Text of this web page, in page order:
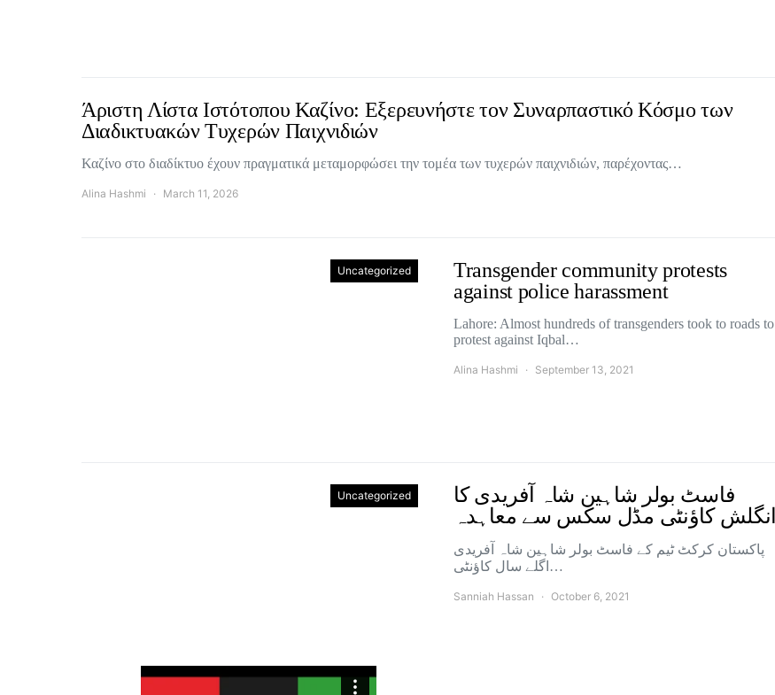
Άριστη Λίστα Ιστότοπου Καζίνο: Εξερευνήστε τον Συναρπαστικό Κόσμο των
Διαδικτυακών Τυχερών Παιχνιδιών
Καζίνο στο διαδίκτυο έχουν πραγματικά μεταμορφώσει την τομέα των τυχερών παιχνιδιών, παρέχοντας…
Alina Hashmi March 11, 2026
Uncategorized
Transgender community protests
against police harassment
Lahore: Almost hundreds of transgenders took to roads to
protest against Iqbal…
Alina Hashmi September 13, 2021
Uncategorized
فاسٹ بولر شاہین شاہ آفریدی کا
انگلش کاؤنٹی مڈل سکس سے معاہدہ
پاکستان کرکٹ ٹیم کے فاسٹ بولر شاہین شاہ آفریدی
اگلے سال کاؤنٹی…
Sanniah Hassan October 6, 2021